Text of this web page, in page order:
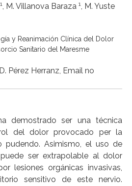
1, M. Villanova Baraza 1, M. Yuste
y Reanimación Clínica del Dolor
Sanitario del Maresme
D. Pérez Herranz, Email no
demostrado ser una técnica
del dolor provocado per la
pudendo. Asimismo, el uso de
ser extrapolable al dolor
lesiones orgánicas invasivas,
sensitivo de este nervio.